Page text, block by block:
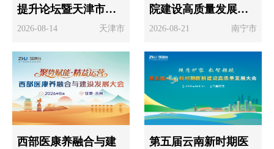
提升论坛暨天津市医
院协会医院后勤管理
会
2026-08-14 天津市
院建设高质量发展大
会暨2026广西电子学
员会学术年会
2026-08-21 南宁市
西部医康养融合与建
第五届云南新时期医